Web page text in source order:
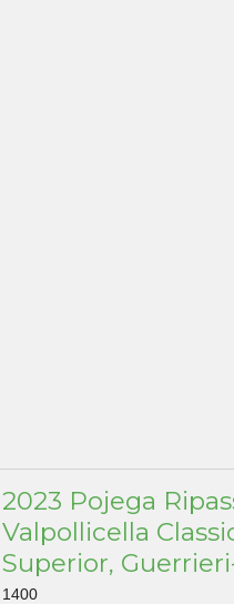
2023 Pojega
Valpollicella
Superior,
1400